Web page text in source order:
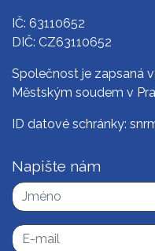
IČ: 63110652
DIČ: CZ63110652
Společnost je zapsaná
Městským soudem v
ID datové schránky:
Napište nám